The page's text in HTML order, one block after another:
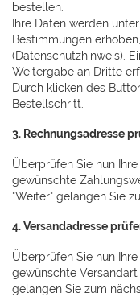
bestellen.
Ihre Daten werden
Bestimmungen
(Datenschutzhinweis).
Weitergabe an Dritte
Durch klicken des
Bestellschritt.
3. Rechnungsadresse
Überprüfen Sie nun
gewünschte
"Weiter" gelangen Sie
4. Versandadresse
Überprüfen Sie nun
gewünschte
gelangen Sie zum